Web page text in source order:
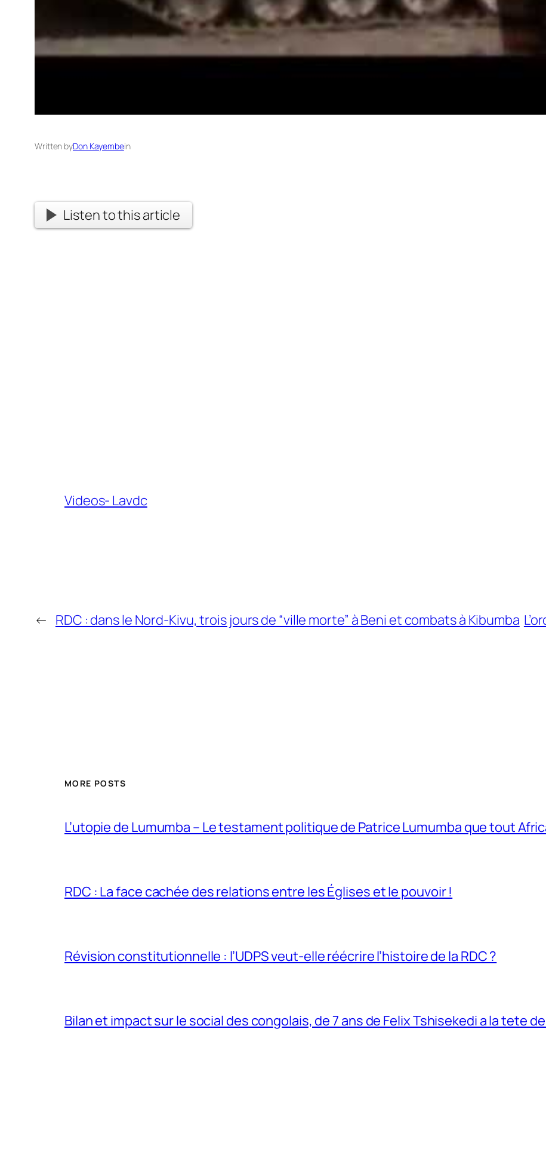
Written byDon Kayembein
Listen to this article
Videos- Lavdc
← RDC : dans le Nord-Kivu, trois jours de “ville morte” à Beni et combats à Kibumba
MORE POSTS
L’utopie de Lumumba – Le testament politique de Patrice Lumumba que tout
RDC : La face cachée des relations entre les Églises et le pouvoir !
Révision constitutionnelle : l’UDPS veut-elle réécrire l’histoire de la RDC ?
Bilan et impact sur le social des congolais, de 7 ans de Felix Tshisekedi a la tete de